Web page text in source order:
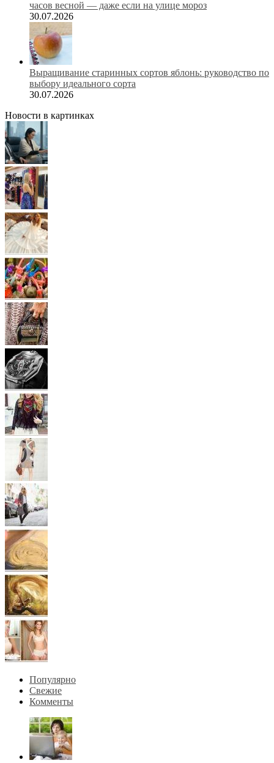
часов весной — даже если на улице мороз
30.07.2026
Выращивание старинных сортов яблонь: руководство по
выбору идеального сорта
30.07.2026
Новости в картинках
Популярно
Свежие
Комменты